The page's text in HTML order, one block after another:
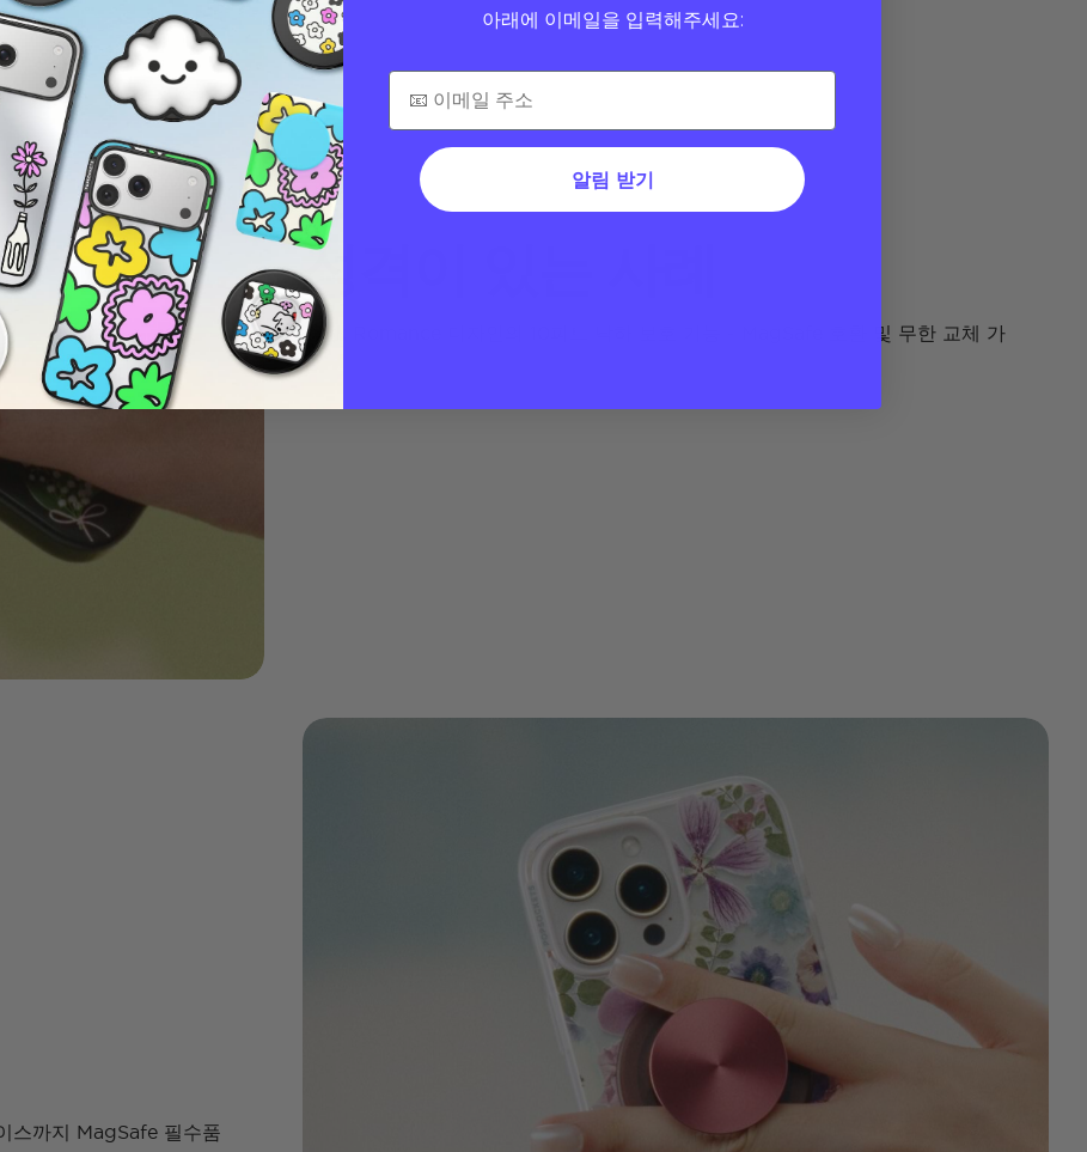
성격이 있는 사례
Dark Romance 디자인의 10피트 낙하 보호 기능 - MagSafe 호환 및 무한 교체 가
능
스까지 MagSafe 필수품
아래에 이메일을 입력해주세요:
알림 받기